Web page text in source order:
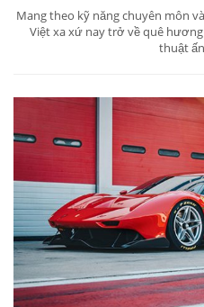
Mang theo kỹ năng chuyên môn
Việt xa xứ nay trở về quê
thuật